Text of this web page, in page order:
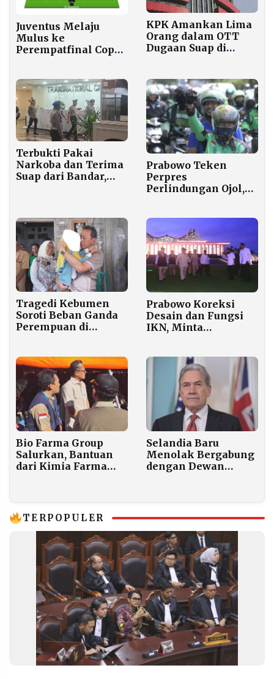
Juventus Melaju
Mulus ke
Perempatfinal Coppa
Allianz Stadium
KPK Amankan Lima
Orang dalam OTT
Dugaan Suap di
Terbukti Pakai
Narkoba dan Terima
Suap dari Bandar,
Polri
Prabowo Teken
Perpres
Perlindungan Ojol,
Persen Menjadi 8
Persen
Tragedi Kebumen
Soroti Beban Ganda
Perempuan di
Depresi
Prabowo Koreksi
Desain dan Fungsi
IKN, Minta
Cadangan Air
Bio Farma Group
Salurkan, Bantuan
dari Kimia Farma
Selandia Baru
Menolak Bergabung
dengan Dewan
TERPOPULER